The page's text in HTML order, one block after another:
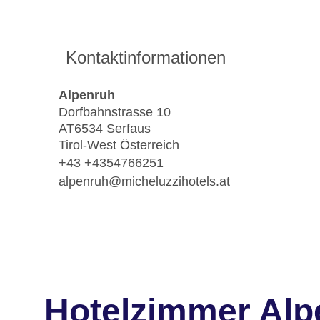
Kontaktinformationen
Alpenruh
Dorfbahnstrasse 10
AT6534 Serfaus
Tirol-West Österreich
+43 +4354766251
alpenruh@micheluzzihotels.at
Hotelzimmer